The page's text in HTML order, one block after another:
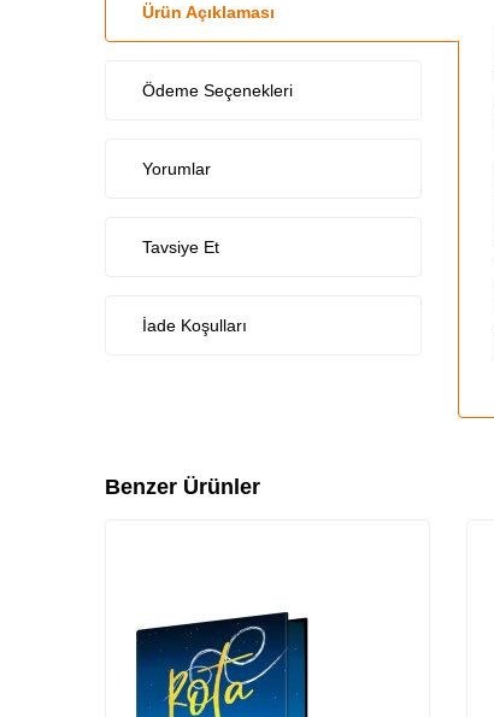
Ürün Açıklaması
Ödeme Seçenekleri
Yorumlar
Tavsiye Et
İade Koşulları
Benzer Ürünler